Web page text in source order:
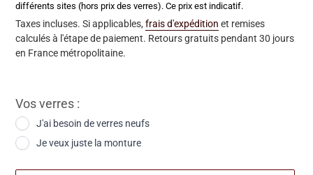
différents sites (hors prix des verres). Ce prix est indicatif.
Taxes incluses. Si applicables, frais d'expédition et remises
calculés à l'étape de paiement. Retours gratuits pendant 30 jours
en France métropolitaine.
Vos verres :
J'ai besoin de verres neufs
Je veux juste la monture